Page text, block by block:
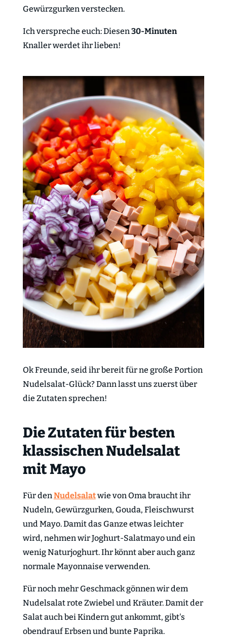
Gewürzgurken verstecken.
Ich verspreche euch: Diesen 30-Minuten
Knaller werdet ihr lieben!
Ok Freunde, seid ihr bereit für ne große Portion
Nudelsalat-Glück? Dann lasst uns zuerst über
die Zutaten sprechen!
Die Zutaten für besten
klassischen Nudelsalat
mit Mayo
Für denNudelsalatwie von Oma braucht ihr
Nudeln, Gewürzgurken, Gouda, Fleischwurst
und Mayo. Damit das Ganze etwas leichter
wird, nehmen wir Joghurt-Salatmayo und ein
wenig Naturjoghurt. Ihr könnt aber auch ganz
normale Mayonnaise verwenden.
Für noch mehr Geschmack gönnen wir dem
Nudelsalat rote Zwiebel und Kräuter. Damit der
Salat auch bei Kindern gut ankommt, gibt's
obendrauf Erbsen und bunte Paprika.